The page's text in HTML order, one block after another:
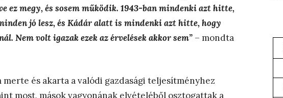
ez megy, és sosem működik. 1943-ban mindenki azt hitte,
jó lesz, és Kádár alatt is mindenki azt hitte, hogy
Nem volt igazak ezek az érvelések akkor sem” – mondta
és akarta a valódi gazdasági teljesítményhez
most, mások vagyonának elvételéből osztogattak a